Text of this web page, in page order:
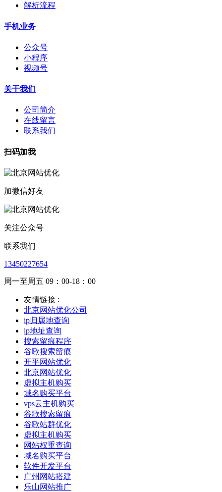
解析流程
手机业务
公众号
小程序
视频号
关于我们
公司简介
在线留言
联系我们
扫码加我
加微信好友
关注公众号
联系我们
13450227654
周一至周五 09：00-18：00
友情链接 :
北京网站优化公司
ip归属地查询
ip地址查询
搜索留痕程序
谷歌搜索留痕
开平网站优化
北京网站优化
虚拟主机购买
域名购买平台
vps云主机购买
谷歌搜索留痕
谷歌站群优化
虚拟主机购买
网站权重查询
域名购买平台
软件开发平台
广州网站搭建
乐山网站推广